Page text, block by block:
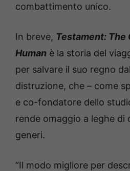
combattimento unico.
In breve, Testament: The
Human è la storia del
per salvare il suo regno
distruzione, che – come
e co-fondatore dello
rende omaggio a leghe di
generi.
“Il modo migliore per